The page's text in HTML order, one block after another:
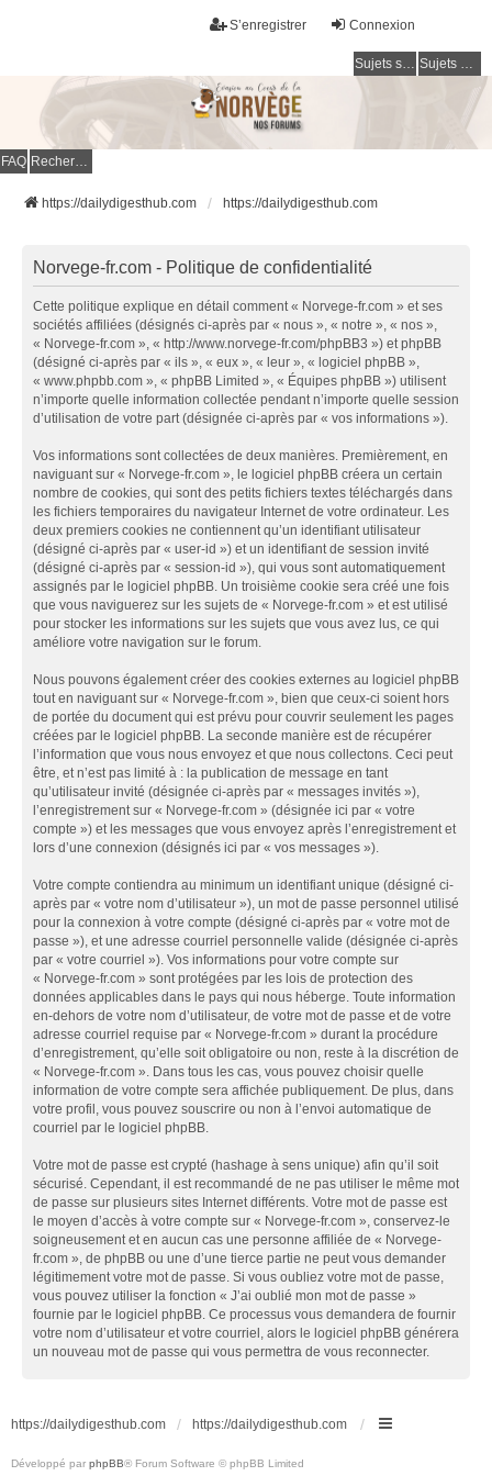
Connexion
S’enregistrer
Sujets sans réponse Sujets actifs
FAQ Rechercher
https://dailydigesthub.com https://dailydigesthub.com
Norvege-fr.com - Politique de confidentialité
Cette politique explique en détail comment « Norvege-fr.com » et ses
sociétés affiliées (désignés ci-après par « nous », « notre », « nos »,
« Norvege-fr.com », « http://www.norvege-fr.com/phpBB3 ») et phpBB
(désigné ci-après par « ils », « eux », « leur », « logiciel phpBB »,
« www.phpbb.com », « phpBB Limited », « Équipes phpBB ») utilisent
n’importe quelle information collectée pendant n’importe quelle session
d’utilisation de votre part (désignée ci-après par « vos informations »).
Vos informations sont collectées de deux manières. Premièrement, en
naviguant sur « Norvege-fr.com », le logiciel phpBB créera un certain
nombre de cookies, qui sont des petits fichiers textes téléchargés dans
les fichiers temporaires du navigateur Internet de votre ordinateur. Les
deux premiers cookies ne contiennent qu’un identifiant utilisateur
(désigné ci-après par « user-id ») et un identifiant de session invité
(désigné ci-après par « session-id »), qui vous sont automatiquement
assignés par le logiciel phpBB. Un troisième cookie sera créé une fois
que vous naviguerez sur les sujets de « Norvege-fr.com » et est utilisé
pour stocker les informations sur les sujets que vous avez lus, ce qui
améliore votre navigation sur le forum.
Nous pouvons également créer des cookies externes au logiciel phpBB
tout en naviguant sur « Norvege-fr.com », bien que ceux-ci soient hors
de portée du document qui est prévu pour couvrir seulement les pages
créées par le logiciel phpBB. La seconde manière est de récupérer
l’information que vous nous envoyez et que nous collectons. Ceci peut
être, et n’est pas limité à : la publication de message en tant
qu’utilisateur invité (désignée ci-après par « messages invités »),
l’enregistrement sur « Norvege-fr.com » (désignée ici par « votre
compte ») et les messages que vous envoyez après l’enregistrement et
lors d’une connexion (désignés ici par « vos messages »).
Votre compte contiendra au minimum un identifiant unique (désigné ci-
après par « votre nom d’utilisateur »), un mot de passe personnel utilisé
pour la connexion à votre compte (désigné ci-après par « votre mot de
passe »), et une adresse courriel personnelle valide (désignée ci-après
par « votre courriel »). Vos informations pour votre compte sur
« Norvege-fr.com » sont protégées par les lois de protection des
données applicables dans le pays qui nous héberge. Toute information
en-dehors de votre nom d’utilisateur, de votre mot de passe et de votre
adresse courriel requise par « Norvege-fr.com » durant la procédure
d’enregistrement, qu’elle soit obligatoire ou non, reste à la discrétion de
« Norvege-fr.com ». Dans tous les cas, vous pouvez choisir quelle
information de votre compte sera affichée publiquement. De plus, dans
votre profil, vous pouvez souscrire ou non à l’envoi automatique de
courriel par le logiciel phpBB.
Votre mot de passe est crypté (hashage à sens unique) afin qu’il soit
sécurisé. Cependant, il est recommandé de ne pas utiliser le même mot
de passe sur plusieurs sites Internet différents. Votre mot de passe est
le moyen d’accès à votre compte sur « Norvege-fr.com », conservez-le
soigneusement et en aucun cas une personne affiliée de « Norvege-
fr.com », de phpBB ou une d’une tierce partie ne peut vous demander
légitimement votre mot de passe. Si vous oubliez votre mot de passe,
vous pouvez utiliser la fonction « J’ai oublié mon mot de passe »
fournie par le logiciel phpBB. Ce processus vous demandera de fournir
votre nom d’utilisateur et votre courriel, alors le logiciel phpBB générera
un nouveau mot de passe qui vous permettra de vous reconnecter.
https://dailydigesthub.com https://dailydigesthub.com
Développé par phpBB® Forum Software © phpBB Limited